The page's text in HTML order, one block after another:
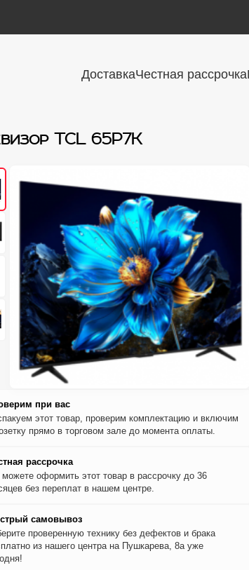
ДоставкаЧестная рассрочка
TCL 65P7K
при вас
этот товар, проверим комплектацию и включим
прямо в торговом зале до момента оплаты.
рассрочка
оформить этот товар в рассрочку до 36
без переплат в нашем центре.
самовывоз
проверенную технику без дефектов и брака
из нашего центра на Пушкарева, 8а уже